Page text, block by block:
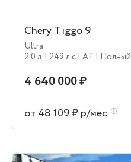
Chery Tiggo 9
Ultra
2.0 л. | 249 л.c | AT | Полный
4 640 000 ₽
от 48 109 ₽ р/мес.